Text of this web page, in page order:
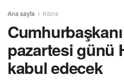
Ana sayfa Kıbrıs
pazartesi günü
kabul edecek